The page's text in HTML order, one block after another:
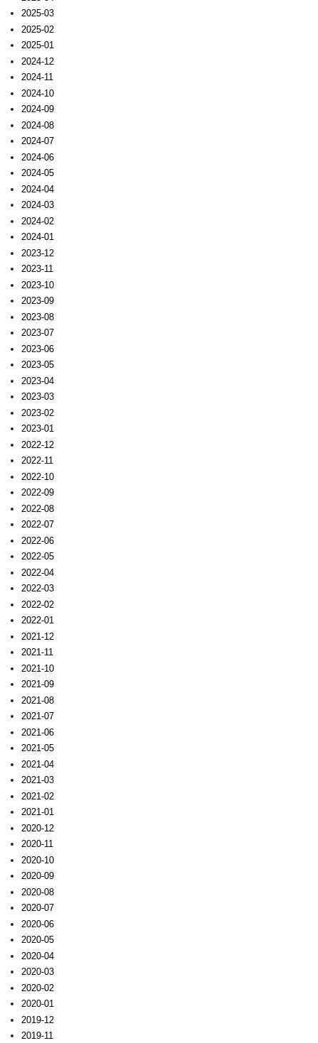
2025-03
2025-02
2025-01
2024-12
2024-11
2024-10
2024-09
2024-08
2024-07
2024-06
2024-05
2024-04
2024-03
2024-02
2024-01
2023-12
2023-11
2023-10
2023-09
2023-08
2023-07
2023-06
2023-05
2023-04
2023-03
2023-02
2023-01
2022-12
2022-11
2022-10
2022-09
2022-08
2022-07
2022-06
2022-05
2022-04
2022-03
2022-02
2022-01
2021-12
2021-11
2021-10
2021-09
2021-08
2021-07
2021-06
2021-05
2021-04
2021-03
2021-02
2021-01
2020-12
2020-11
2020-10
2020-09
2020-08
2020-07
2020-06
2020-05
2020-04
2020-03
2020-02
2020-01
2019-12
2019-11